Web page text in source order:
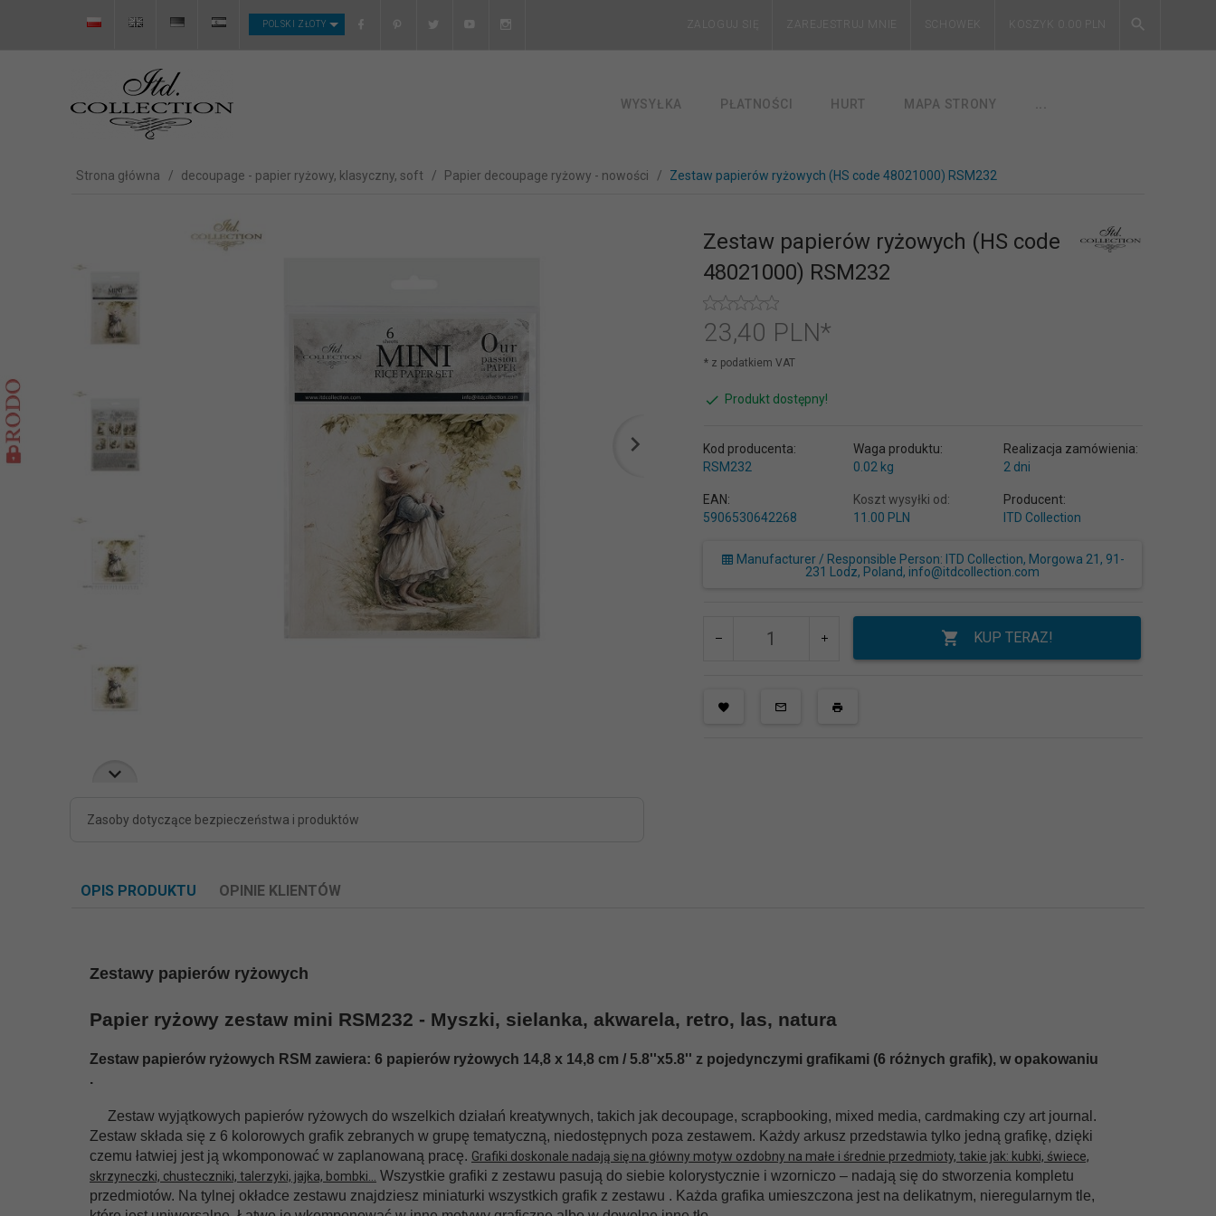
CURRENCY_H
POLSKI ZŁOTY ZALOGUJ SIĘ ZAREJESTRUJ MNIE SCHOWEK KOSZYK
WYSYŁKA PŁATNOŚCI HURT MAPA STRONY
Strona główna decoupage - papier ryżowy, klasyczny, soft Papier decoupage ryżowy - nowości Zestaw papierów ryżowych (HS code 48021000) RSM232
Zasoby dotyczące bezpieczeństwa i produktów
Zestaw papierów ryżowych (HS code
48021000) RSM232
23,40 PLN*
* z podatkiem VAT
Produkt dostępny!
Kod producenta:
RSM232
Waga produktu:
0.02 kg
Realizacja zamówienia:
2 dni
EAN:
5906530642268
Koszt wysyłki od:
11.00 PLN
Producent:
ITD Collection
Manufacturer / Responsible Person: ITD Collection, Morgowa 21, 91-
231 Lodz, Poland, info@itdcollection.com
KUP TERAZ!
OPIS PRODUKTU OPINIE KLIENTÓW
Zestawy papierów ryżowych
Papier ryżowy zestaw mini RSM232 - Myszki, sielanka, akwarela, retro, las, natura
Zestaw papierów ryżowych RSM zawiera: 6 papierów ryżowych 14,8 x 14,8 cm / 5.8''x5.8'' z pojedynczymi grafikami (6 różnych grafik), w opakowaniu
.
Zestaw wyjątkowych papierów ryżowych do wszelkich działań kreatywnych, takich jak decoupage, scrapbooking, mixed media, cardmaking czy art journal.
Zestaw składa się z 6 kolorowych grafik zebranych w grupę tematyczną, niedostępnych poza zestawem. Każdy arkusz przedstawia tylko jedną grafikę, dzięki
czemu łatwiej jest ją wkomponować w zaplanowaną pracę. Grafiki doskonale nadają się na główny motyw ozdobny na małe i średnie przedmioty, takie jak: kubki, świece,
skrzyneczki, chusteczniki, talerzyki, jajka, bombki…
Wszystkie grafiki z zestawu pasują do siebie kolorystycznie i wzorniczo – nadają się do stworzenia kompletu
przedmiotów. Na tylnej okładce zestawu znajdziesz miniaturki wszystkich grafik z zestawu . Każda grafika umieszczona jest na delikatnym, nieregularnym tle,